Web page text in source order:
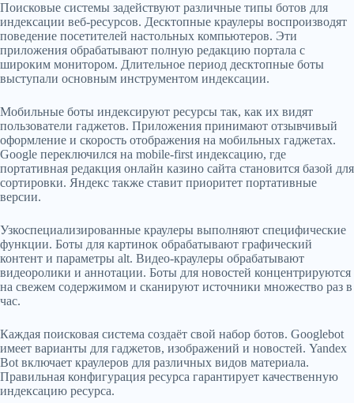
Поисковые системы задействуют различные типы ботов для
индексации веб-ресурсов. Десктопные краулеры воспроизводят
поведение посетителей настольных компьютеров. Эти
приложения обрабатывают полную редакцию портала с
широким монитором. Длительное период десктопные боты
выступали основным инструментом индексации.
Мобильные боты индексируют ресурсы так, как их видят
пользователи гаджетов. Приложения принимают отзывчивый
оформление и скорость отображения на мобильных гаджетах.
Google переключился на mobile-first индексацию, где
портативная редакция онлайн казино сайта становится базой для
сортировки. Яндекс также ставит приоритет портативные
версии.
Узкоспециализированные краулеры выполняют специфические
функции. Боты для картинок обрабатывают графический
контент и параметры alt. Видео-краулеры обрабатывают
видеоролики и аннотации. Боты для новостей концентрируются
на свежем содержимом и сканируют источники множество раз в
час.
Каждая поисковая система создаёт свой набор ботов. Googlebot
имеет варианты для гаджетов, изображений и новостей. Yandex
Bot включает краулеров для различных видов материала.
Правильная конфигурация ресурса гарантирует качественную
индексацию ресурса.